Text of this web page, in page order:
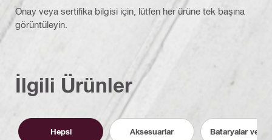
Onay veya sertifika bilgisi için, lütfen her ürüne tek başına
görüntüleyin.
İlgili Ürünler
Hepsi Aksesuarlar Bataryalar ve